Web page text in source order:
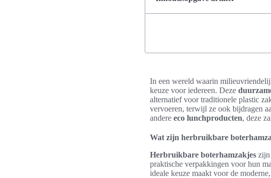
In een wereld waarin
keuze voor iedereen. Deze
alternatief voor traditionele plastic
vervoeren, terwijl ze ook bijdragen
andere eco lunchproducten, deze
Wat zijn herbruikbare
Herbruikbare boterhamzakjes zijn
praktische verpakkingen voor hun
ideale keuze maakt voor de